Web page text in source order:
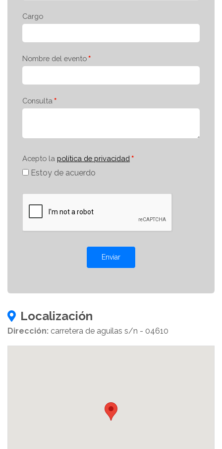
Cargo
Nombre del evento
Consulta
Acepto la política de privacidad
Estoy de acuerdo
Enviar
Localización
Dirección: carretera de aguilas s/n - 04610